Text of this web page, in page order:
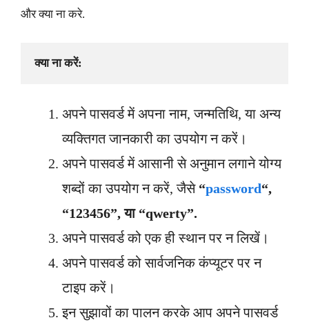
और क्या ना करे.
क्या ना करें:
अपने पासवर्ड में अपना नाम, जन्मतिथि, या अन्य
व्यक्तिगत जानकारी का उपयोग न करें।
अपने पासवर्ड में आसानी से अनुमान लगाने योग्य
शब्दों का उपयोग न करें, जैसे “password“,
“123456”, या “qwerty”.
अपने पासवर्ड को एक ही स्थान पर न लिखें।
अपने पासवर्ड को सार्वजनिक कंप्यूटर पर न
टाइप करें।
इन सुझावों का पालन करके आप अपने पासवर्ड